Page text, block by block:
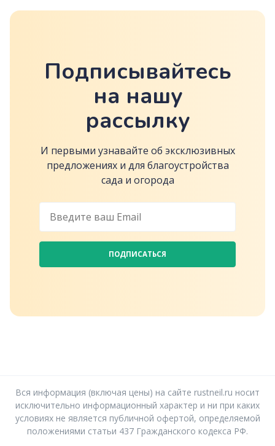
Подписывайтесь
на нашу
рассылку
И первыми узнавайте об эксклюзивных
предложениях и для благоустройства
сада и огорода
ПОДПИСАТЬСЯ
Вся информация (включая цены) на сайте rustneil.ru носит
исключительно информационный характер и ни при каких
условиях не является публичной офертой, определяемой
положениями статьи 437 Гражданского кодекса РФ.